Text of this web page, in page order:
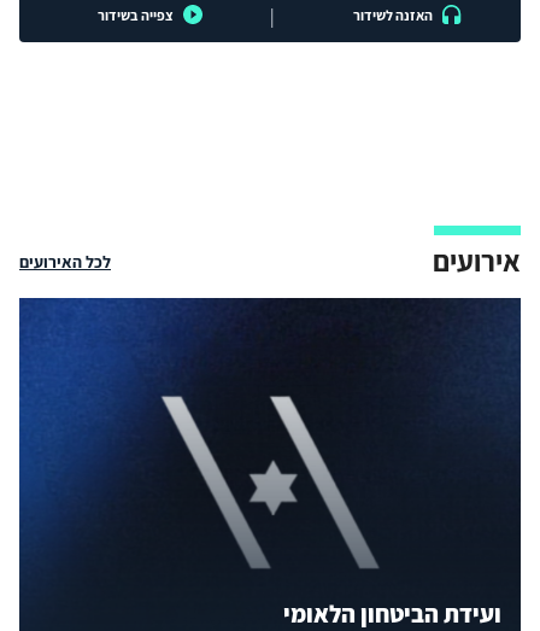
האזנה לשידור | צפייה בשידור
אירועים לכל האירועים
ועידת הביטחון הלאומי